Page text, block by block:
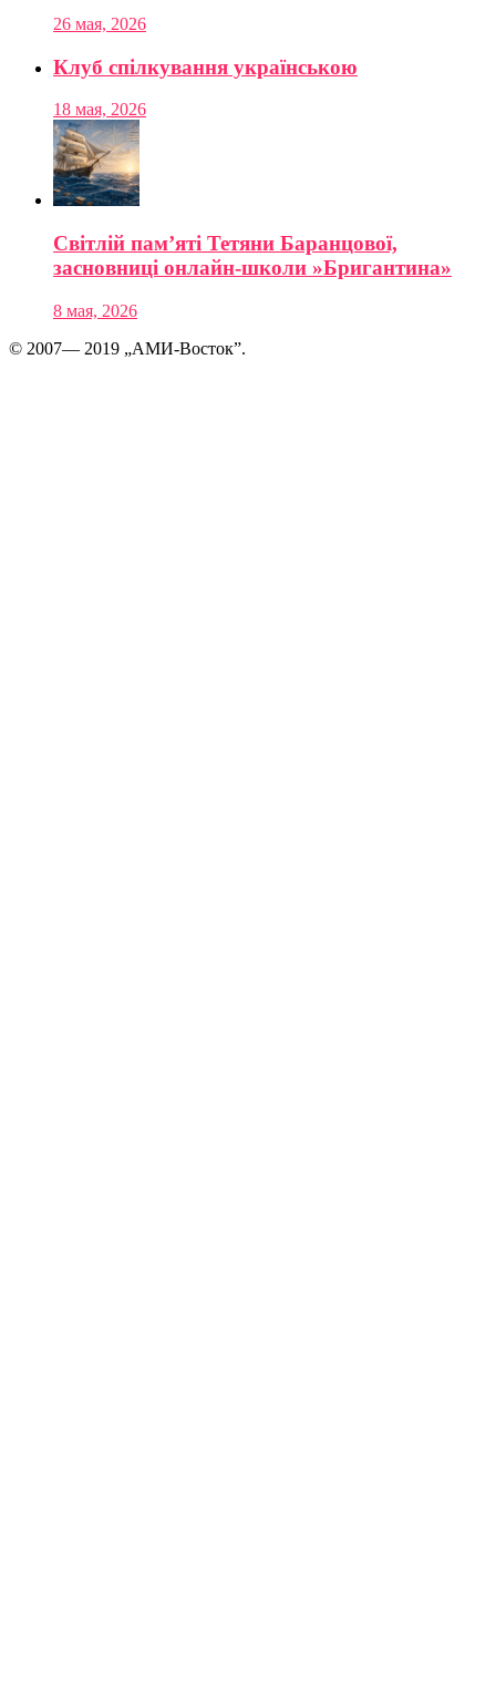
26 мая, 2026
Клуб спілкування українською
18 мая, 2026
Світлій пам’яті Тетяни Баранцової,
засновниці онлайн-школи »Бригантина»
8 мая, 2026
© 2007— 2019 „АМИ-Восток”.